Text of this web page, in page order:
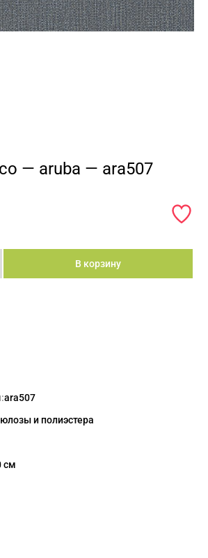
— aruba — ara507
В корзину
ara507
и полиэстера
см